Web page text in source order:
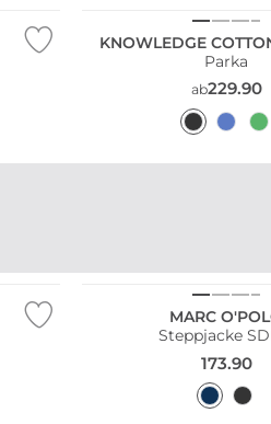
KNOWLEDGE
Parka
ab229.90
MARC
Steppjacke
173.90